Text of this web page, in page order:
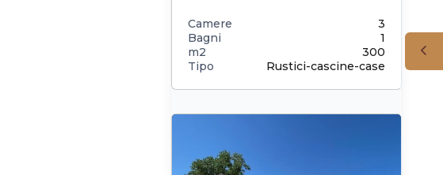
Camere
3
Bagni
1
m2
300
Tipo
Rustici-cascine-case